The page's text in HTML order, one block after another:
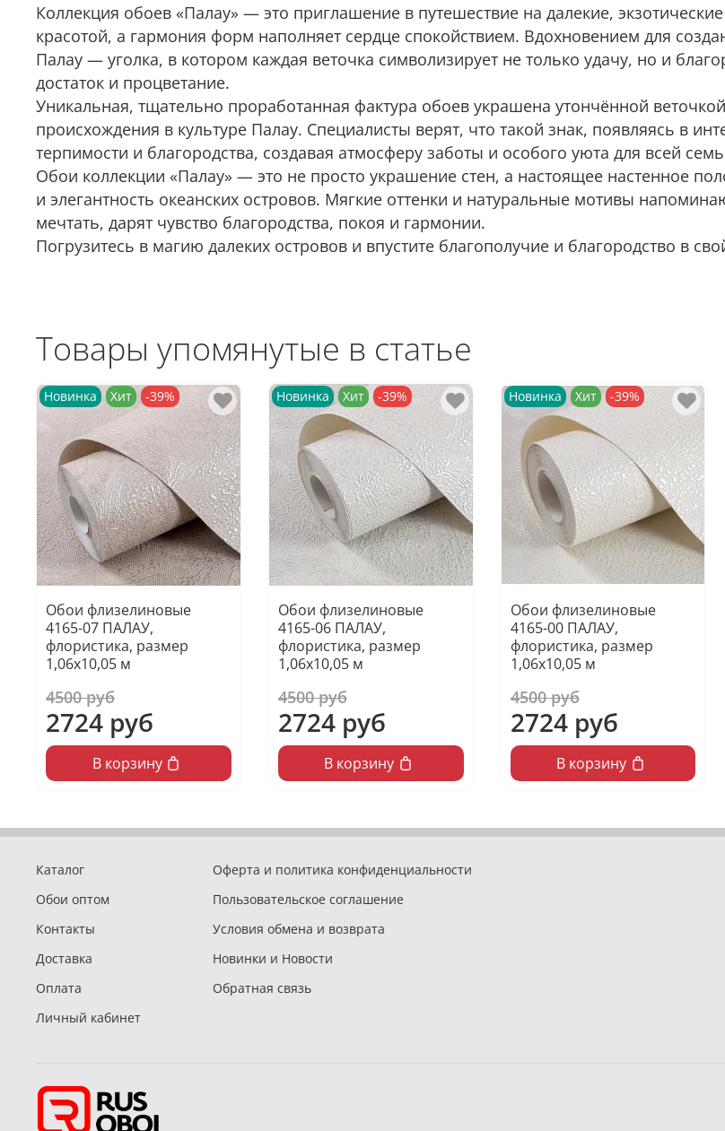
Коллекция обоев «Палау» — это приглашение в путешествие на далекие,
красотой, а гармония форм наполняет сердце спокойствием. Вдохновением для
Палау — уголка, в котором каждая веточка символизирует не только удачу, но и
достаток и процветание.
Уникальная, тщательно проработанная фактура обоев украшена утончённой
происхождения в культуре Палау. Специалисты верят, что такой знак, появляясь в
терпимости и благородства, создавая атмосферу заботы и особого уюта для всей
Обои коллекции «Палау» — это не просто украшение стен, а настоящее настенное
и элегантность океанских островов. Мягкие оттенки и натуральные мотивы
мечтать, дарят чувство благородства, покоя и гармонии.
Погрузитесь в магию далеких островов и впустите благополучие и благородство в
Товары упомянутые в статье
Новинка Хит -39%
Обои флизелиновые
4165-07 ПАЛАУ,
флористика, размер
1,06х10,05 м
4500 руб
2724 руб
В корзину
Новинка Хит -39%
Обои флизелиновые
4165-06 ПАЛАУ,
флористика, размер
1,06х10,05 м
4500 руб
2724 руб
В корзину
Новинка Хит -39%
Обои флизелиновые
4165-00 ПАЛАУ,
флористика, размер
1,06х10,05 м
4500 руб
2724 руб
В корзину
Каталог
Обои оптом
Контакты
Доставка
Оплата
Личный кабинет
Оферта и политика конфиденциальности
Пользовательское соглашение
Условия обмена и возврата
Новинки и Новости
Обратная связь